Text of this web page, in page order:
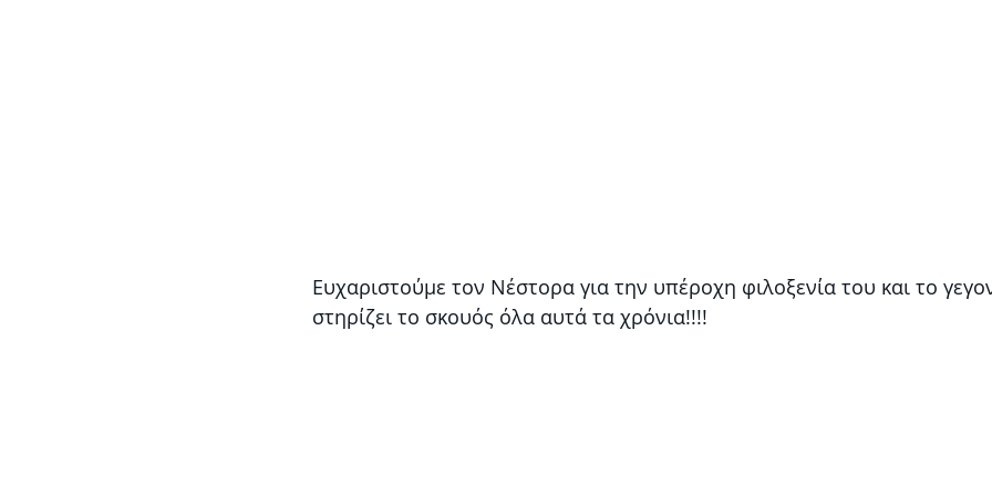
Ευχαριστούμε τον Νέστορα για την υπέροχη φιλοξενία του και το
στηρίζει το σκουός όλα αυτά τα χρόνια!!!!